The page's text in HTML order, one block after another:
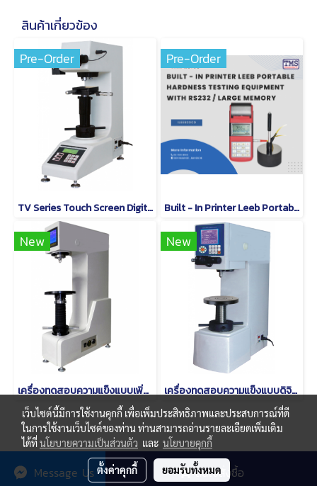
สนใจสั่งซื้อ
Message Us
สินค้าเกี่ยวข้อง
Pre-Order
TV Series Touch Screen Digital Vickers Hardness Tester
Pre-Order
Built - In Printer Leeb Portable Hardness Testing Equipment With RS232 / Large Memory
New
เครื่องทดสอบความแข็งแบบเพิ่มความสูงแบบดิจิตอล QB-500
New
เครื่องทดสอบความแข็งแบบดิจิตอล SHB-3000C
© Copyright thaimetrology.com 2026. All Rights Reserved.
เว็บไซต์นี้มีการใช้งานคุกกี้ เพื่อเพิ่มประสิทธิภาพและประสบการณ์ที่ดี
ในการใช้งานเว็บไซต์ของท่าน ท่านสามารถอ่านรายละเอียดเพิ่มเติม
ได้ที่นโยบายความเป็นส่วนตัว และ นโยบายคุกกี้
ตั้งค่าคุกกี้ ยอมรับทั้งหมด